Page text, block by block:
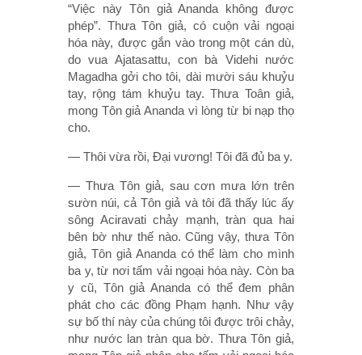
“Việc này Tôn giả Ananda không được
phép”. Thưa Tôn giả, có cuộn vải ngoại
hóa này, được gắn vào trong một cán dù,
do vua Ajatasattu, con bà Videhi nước
Magadha gởi cho tôi, dài mười sáu khuỷu
tay, rộng tám khuỷu tay. Thưa Toân giả,
mong Tôn giả Ananda vì lòng từ bi nạp thọ
cho.
— Thôi vừa rồi, Ðại vương! Tôi đã đủ ba y.
— Thưa Tôn giả, sau cơn mưa lớn trên
sườn núi, cả Tôn giả và tôi đã thấy lúc ấy
sông Aciravati chảy mạnh, tràn qua hai
bên bờ như thế nào. Cũng vậy, thưa Tôn
giả, Tôn giả Ananda có thể làm cho mình
ba y, từ nơi tấm vải ngoại hóa này. Còn ba
y cũ, Tôn giả Ananda có thể đem phân
phát cho các đồng Phạm hạnh. Như vậy
sự bố thí này của chúng tôi được trôi chảy,
như nước lan tràn qua bờ. Thưa Tôn giả,